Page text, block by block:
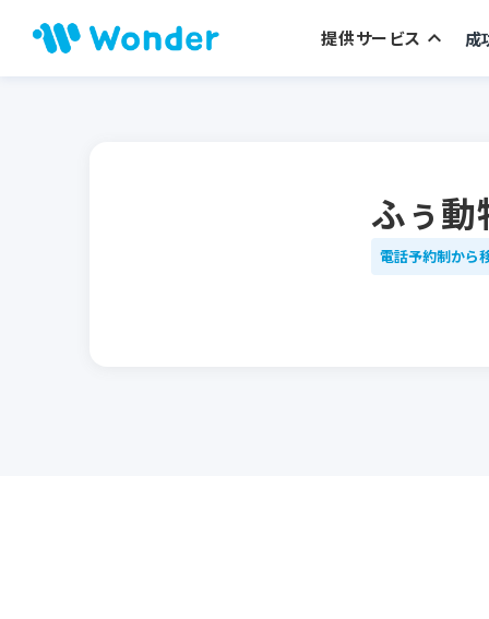
ふぅ
電話予約制から
提供サービス keyboard_arrow_up
ワンダー相談 keyboard_arrow_right
ワンダー受付 keyboard_arrow_right
ワンダー会計keyboard_arrow_right
成